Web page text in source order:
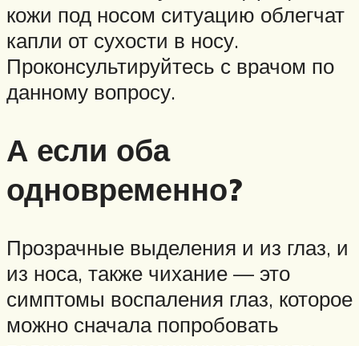
кожи под носом ситуацию облегчат
капли от сухости в носу.
Проконсультируйтесь с врачом по
данному вопросу.
А если оба
одновременно?
Прозрачные выделения и из глаз, и
из носа, также чихание — это
симптомы воспаления глаз, которое
можно сначала попробовать